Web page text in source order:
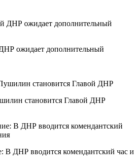
ожидает дополнительный
становится Главой ДНР
ДНР вводится комендантский час и